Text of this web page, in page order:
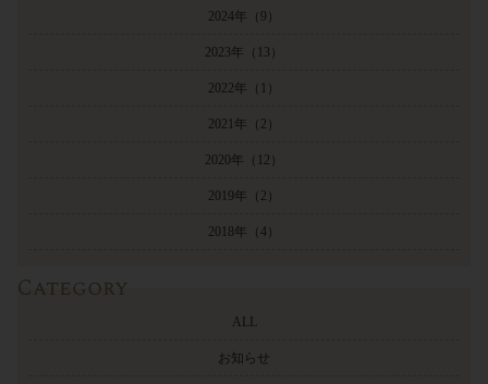
2024年 （9）
2023年 （13）
2022年 （1）
2021年 （2）
2020年 （12）
2019年 （2）
2018年 （4）
Category
ALL
お知らせ